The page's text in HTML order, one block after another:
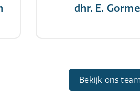
dhr. E.
Bekijk ons team